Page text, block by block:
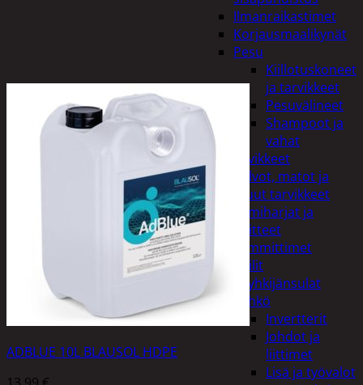
Ilmanraikastimet
Korjausmaalikynät
Pesu
Kiillotuskoneet
ja tarvikkeet
Pesuvälineet
Shampoot ja
vahat
Autotarvikkeet
Kalvot, matot ja
muut tarvikkeet
Lumiharjat ja
peitteet
Lämmittimet
Peilit
Pyyhkijänsulat
Sähkö
Invertterit
Johdot ja
liittimet
Lisä ja työvalot
ADBLUE 10L BLAUSOL HDPE